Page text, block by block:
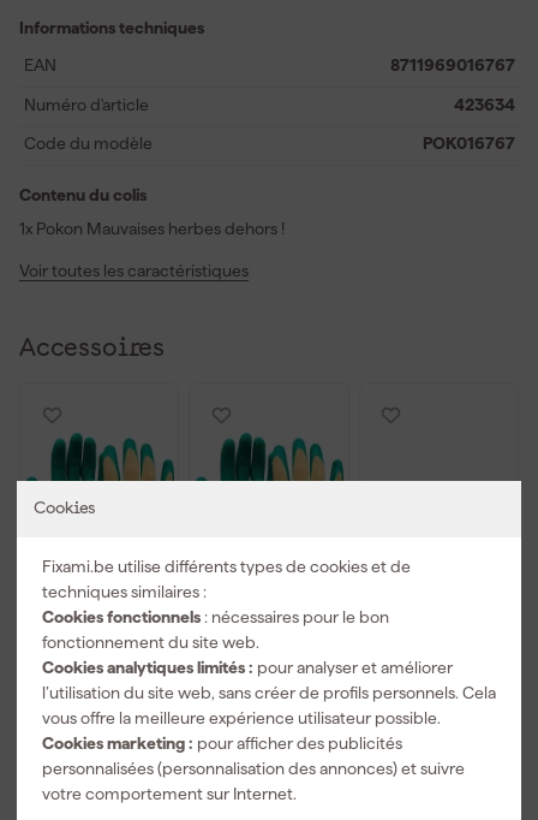
Cookies
Fixami.be utilise différents types de cookies et de
techniques similaires :
Cookies fonctionnels : nécessaires pour le bon
fonctionnement du site web.
Cookies analytiques limités : pour analyser et améliorer
l’utilisation du site web, sans créer de profils personnels. Cela
vous offre la meilleure expérience utilisateur possible.
Cookies marketing : pour afficher des publicités
personnalisées (personnalisation des annonces) et suivre
votre comportement sur Internet.
pour un résultat optimal. Cet engrais pour gazon agit de manière
ciblée sur les mauvaises herbes à feuilles larges sans affecter
récupération après le traitement et vous évitez de nouvelles
zones dégarnies. Le produit convient pour une surface allant
vous maintenez votre pelouse forte et exempte de mauvaises
Informations techniques
EAN
8711969016767
Numéro d'article 423634
Code du modèle POK016767
Contenu du colis
1x Pokon Mauvaises herbes dehors !
Voir toutes les caractéristiques
Accessoires
Oxxa 11-540
Gants de
travail M-Grip
- Vert/Jaune -
8/M
Livré lundi
Oxxa 11-540
Gants de
travail M-Grip
- Vert/Jaune -
10/XL
Livré lundi
Vulcano 2
Lunettes de
sécurité -
Lunettes de
soleil
Livré lundi
Prix de référence